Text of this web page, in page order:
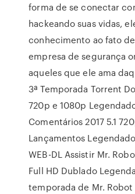
forma de se conectar
hackeando suas vidas,
conhecimento ao fato
empresa de segurança
aqueles que ele ama
3ª Temporada Torrent
720p e 1080p
Comentários 2017 5.1
Lançamentos
WEB-DL Assistir Mr.
Full HD Dublado
temporada de Mr.